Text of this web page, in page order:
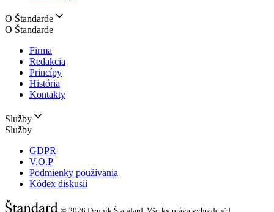
O Štandarde
O Štandarde
Firma
Redakcia
Princípy
História
Kontakty
Služby
Služby
GDPR
V.O.P
Podmienky používania
Kódex diskusií